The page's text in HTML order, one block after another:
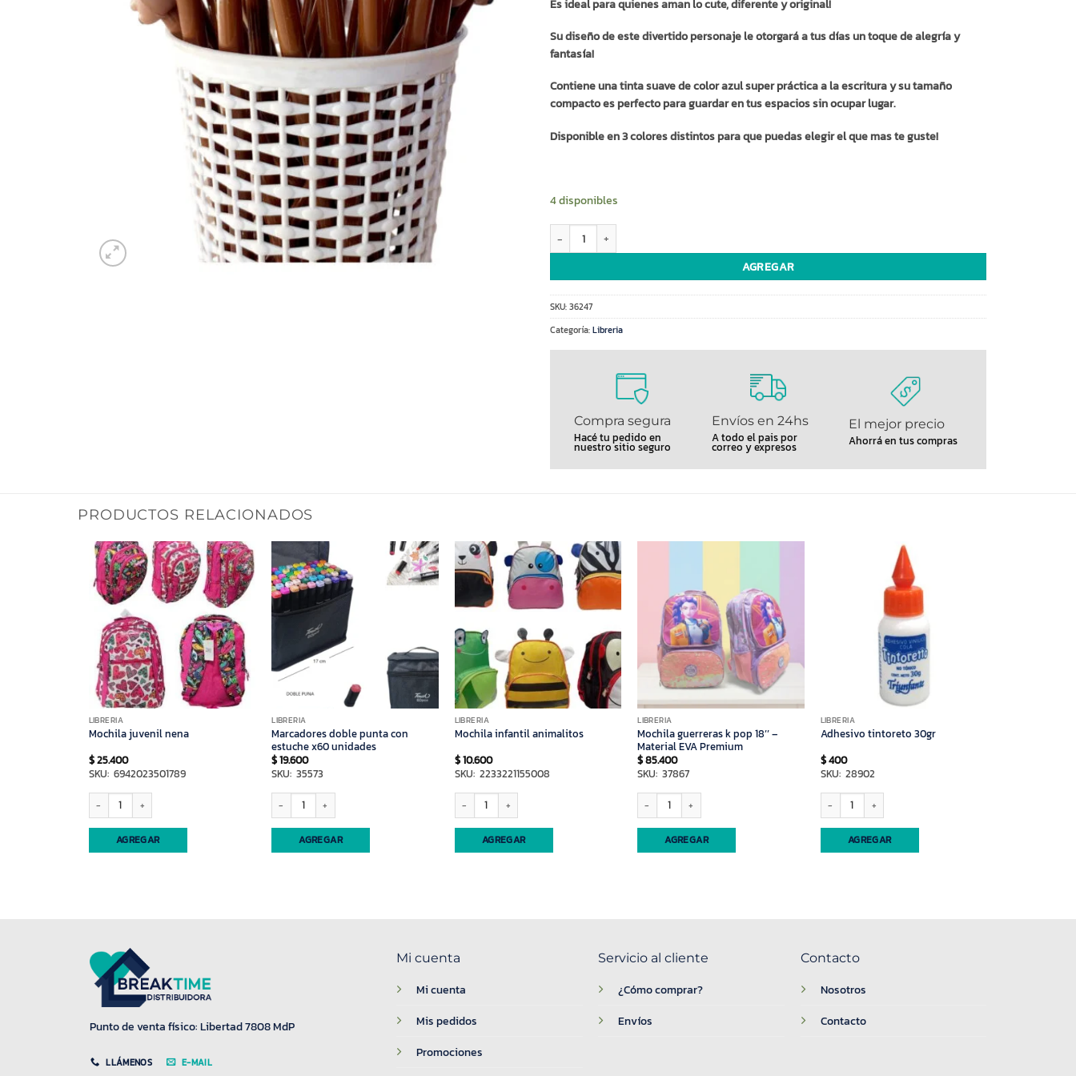
Es ideal para quienes aman lo cute, diferente y original!
Su diseño de este divertido personaje le otorgará a tus días un toque de alegría y
fantasía!
Contiene una tinta suave de color azul super práctica a la escritura y su tamaño
compacto es perfecto para guardar en tus espacios sin ocupar lugar.
Disponible en 3 colores distintos para que puedas elegir el que mas te guste!
4 disponibles
Lapicera Capybara x unidad cantidad
AGREGAR
SKU:36247
Categoría:Libreria
Compra segura
Hacé tu pedido en
nuestro sitio seguro
Envíos en 24hs
A todo el pais por
correo y expresos
El mejor precio
Ahorrá en tus compras
PRODUCTOS RELACIONADOS
LIBRERIA
Mochila juvenil nena
$25.400
SKU: 6942023501789
Mochila juvenil nena cantidad
AGREGAR
LIBRERIA
Marcadores doble punta con
estuche x60 unidades
$19.600
SKU: 35573
Marcadores doble punta con estuche x60 unidades cantidad
AGREGAR
LIBRERIA
Mochila infantil animalitos
$10.600
SKU: 2233221155008
Mochila infantil animalitos cantidad
AGREGAR
LIBRERIA
Mochila guerreras k pop 18’’ –
Material EVA Premium
$85.400
SKU: 37867
Mochila guerreras k pop 18’’ – Material EVA Premium cantidad
AGREGAR
LIBRERIA
Adhesivo tintoreto 30gr
$400
SKU: 28902
Adhesivo tintoreto 30gr cantidad
AGREGAR
Punto de venta físico: Libertad 7808 MdP
LLÁMENOS E-MAIL
Mi cuenta
Mi cuenta
Mis pedidos
Promociones
Servicio al cliente
¿Cómo comprar?
Envíos
Contacto
Nosotros
Contacto